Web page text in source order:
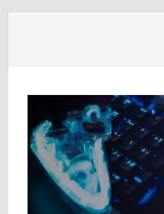
contenido